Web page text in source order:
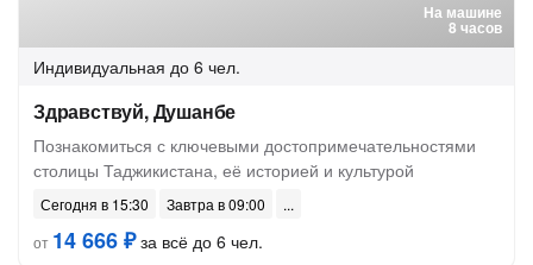
На машине
8 часов
Индивидуальная до 6 чел.
Здравствуй, Душанбе
Познакомиться с ключевыми достопримечательностями
столицы Таджикистана, её историей и культурой
Сегодня в 15:30
Завтра в 09:00
от 14 666 ₽за всё до 6 чел.